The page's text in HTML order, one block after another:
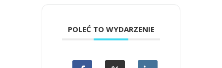
POLEĆ TO WYDARZENIE